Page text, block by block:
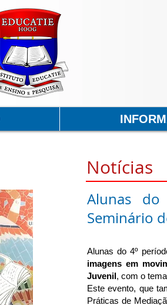
Notícias
Alunas
Seminário
Alunas do 4º
imagens em
Juvenil, com o
Este evento, que
Práticas de